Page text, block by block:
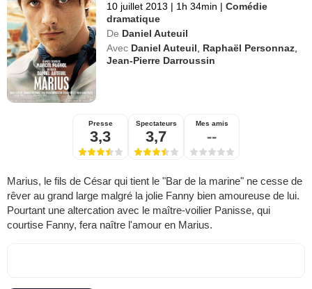
10 juillet 2013 | 1h 34min | Comédie
dramatique
De Daniel Auteuil
Avec Daniel Auteuil, Raphaël Personnaz,
Jean-Pierre Darroussin
Presse
3,3
Spectateurs
3,7
Mes amis
--
Marius, le fils de César qui tient le "Bar de la marine" ne cesse de
rêver au grand large malgré la jolie Fanny bien amoureuse de lui.
Pourtant une altercation avec le maître-voilier Panisse, qui
courtise Fanny, fera naître l'amour en Marius.